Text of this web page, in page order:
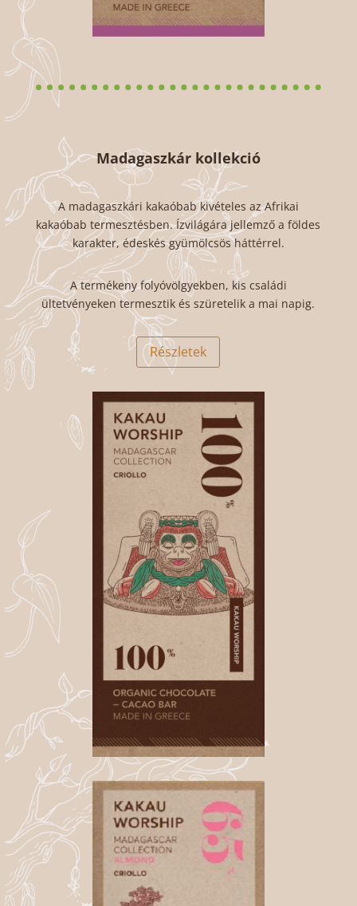
Madagaszkár kollekció
A madagaszkári kakaóbab kivételes az Afrikai
kakaóbab termesztésben. Ízvilágára jellemző a földes
karakter, édeskés gyümölcsös háttérrel.
A termékeny folyóvölgyekben, kis családi
ültetvényeken termesztik és szüretelik a mai napig.
Részletek